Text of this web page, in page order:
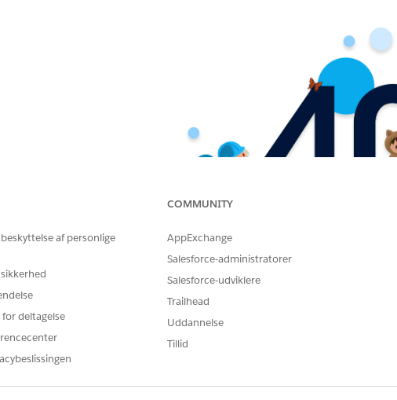
af personlige
deltagelse
COMMUNITY
AppExchange
Salesforce-administratorer
Salesforce-udviklere
Trailhead
Uddannelse
Tillid